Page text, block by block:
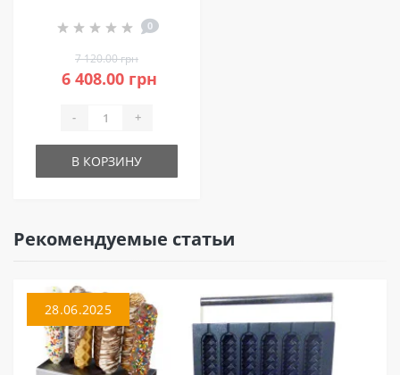
донатсов GoodFood
0
7 120.00 грн
6 408.00 грн
- +
В КОРЗИНУ
Рекомендуемые статьи
28.06.2025